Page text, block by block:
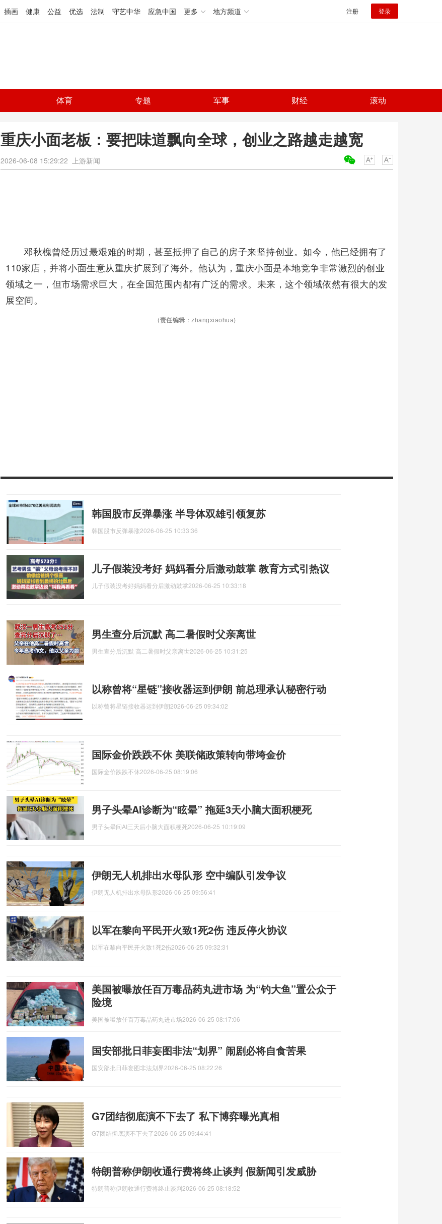
插画 健康 公益 优选 法制 守艺中华 应急中国 更多 地方频道 注册 登录
体育 专题 军事 财经 滚动
重庆小面老板：要把味道飘向全球，创业之路越走越宽
2026-06-08 15:29:22 上游新闻
邓秋槐曾经历过最艰难的时期，甚至抵押了自己的房子来坚持创业。如今，他已经拥有了
110家店，并将小面生意从重庆扩展到了海外。他认为，重庆小面是本地竞争非常激烈的创业
领域之一，但市场需求巨大，在全国范围内都有广泛的需求。未来，这个领域依然有很大的发
展空间。
(责任编辑 ：zhangxiaohua)
韩国股市反弹暴涨 半导体双雄引领复苏
韩国股市反弹暴涨2026-06-25 10:33:36
儿子假装没考好 妈妈看分后激动鼓掌 教育方式引热议
儿子假装没考好妈妈看分后激动鼓掌2026-06-25 10:33:18
男生查分后沉默 高二暑假时父亲离世
男生查分后沉默 高二暑假时父亲离世2026-06-25 10:31:25
以称曾将“星链”接收器运到伊朗 前总理承认秘密行动
以称曾将星链接收器运到伊朗2026-06-25 09:34:02
国际金价跌跌不休 美联储政策转向带垮金价
国际金价跌跌不休2026-06-25 08:19:06
男子头晕AI诊断为“眩晕” 拖延3天小脑大面积梗死
男子头晕问AI三天后小脑大面积梗死2026-06-25 10:19:09
伊朗无人机排出水母队形 空中编队引发争议
伊朗无人机排出水母队形2026-06-25 09:56:41
以军在黎向平民开火致1死2伤 违反停火协议
以军在黎向平民开火致1死2伤2026-06-25 09:32:31
美国被曝放任百万毒品药丸进市场 为“钓大鱼”置公众于
险境
美国被曝放任百万毒品药丸进市场2026-06-25 08:17:06
国安部批日菲妄图非法“划界” 闹剧必将自食苦果
国安部批日菲妄图非法划界2026-06-25 08:22:26
G7团结彻底演不下去了 私下博弈曝光真相
G7团结彻底演不下去了2026-06-25 09:44:41
特朗普称伊朗收通行费将终止谈判 假新闻引发威胁
特朗普称伊朗收通行费将终止谈判2026-06-25 08:18:52